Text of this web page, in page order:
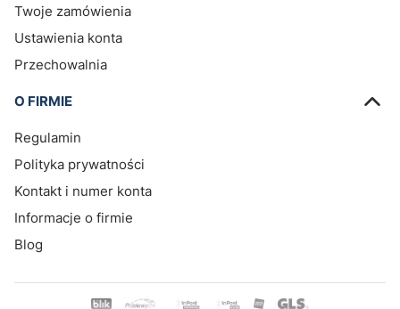
Twoje zamówienia
Ustawienia konta
Przechowalnia
O FIRMIE
Regulamin
Polityka prywatności
Kontakt i numer konta
Informacje o firmie
Blog